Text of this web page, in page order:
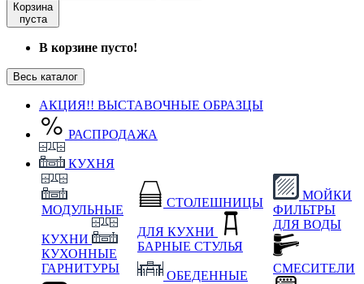
Корзина
пуста
В корзине пусто!
Весь каталог
АКЦИЯ!! ВЫСТАВОЧНЫЕ ОБРАЗЦЫ
РАСПРОДАЖА
КУХНЯ
МОДУЛЬНЫЕ
КУХНИ
КУХОННЫЕ
ГАРНИТУРЫ
СТОЛЕШНИЦЫ
ДЛЯ КУХНИ
БАРНЫЕ СТУЛЬЯ
ОБЕДЕННЫЕ
МОЙКИ
ФИЛЬТРЫ
ДЛЯ ВОДЫ
СМЕСИТЕЛИ